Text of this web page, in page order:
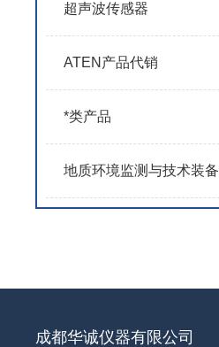
超声波传感器
ATEN产品代销
*类产品
地质环境监测与技术装备
成都华诚仪器有限公司